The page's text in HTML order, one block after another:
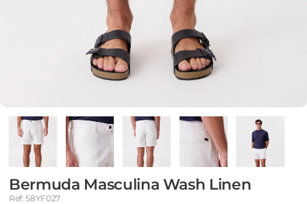
Bermuda Masculina Wash Linen
Ref: 58YF027